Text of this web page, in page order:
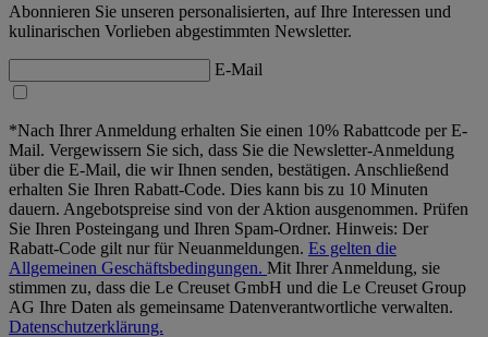
Abonnieren Sie unseren personalisierten, auf Ihre Interessen und
kulinarischen Vorlieben abgestimmten Newsletter.
E-Mail
*Nach Ihrer Anmeldung erhalten Sie einen 10% Rabattcode per E-
Mail. Vergewissern Sie sich, dass Sie die Newsletter-Anmeldung
über die E-Mail, die wir Ihnen senden, bestätigen. Anschließend
erhalten Sie Ihren Rabatt-Code. Dies kann bis zu 10 Minuten
dauern. Angebotspreise sind von der Aktion ausgenommen. Prüfen
Sie Ihren Posteingang und Ihren Spam-Ordner. Hinweis: Der
Rabatt-Code gilt nur für Neuanmeldungen. Es gelten die
Allgemeinen Geschäftsbedingungen. Mit Ihrer Anmeldung, sie
stimmen zu, dass die Le Creuset GmbH und die Le Creuset Group
AG Ihre Daten als gemeinsame Datenverantwortliche verwalten.
Datenschutzerklärung.